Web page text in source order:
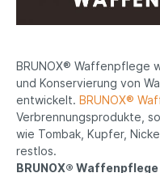
BRUNOX® Waffenpflege
und Konservierung von
entwickelt. BRUNOX®
Verbrennungsprodukte,
wie Tombak, Kupfer,
restlos.
BRUNOX®